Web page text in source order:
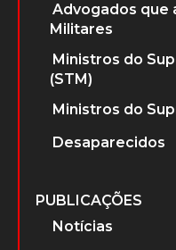
Advogados que
Militares
Ministros do
(STM)
Ministros do
Desaparecidos
PUBLICAÇÕES
Notícias